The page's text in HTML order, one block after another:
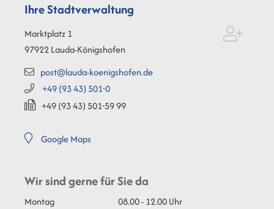
Ihre Stadtverwaltung
Marktplatz 1
97922Lauda-Königshofen
post@lauda-koenigshofen.de
+49 (9343) 501-0
+49 (9343) 501-5999
Google Maps
Wir sind gerne für Sie da
Montag
08.00 - 12.00 Uhr